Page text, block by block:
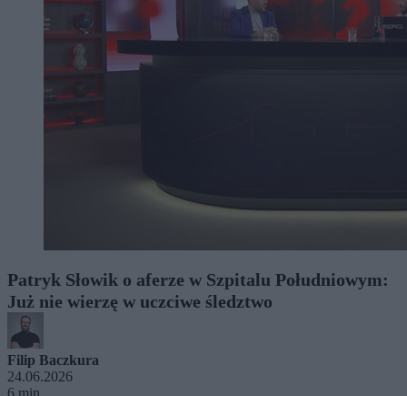
Patryk Słowik o aferze w Szpitalu Południowym:
Już nie wierzę w uczciwe śledztwo
Filip Baczkura
24.06.2026
6 min